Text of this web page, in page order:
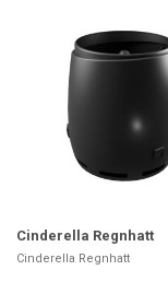
Cinderella Regnhatt
Cinderella Regnhatt